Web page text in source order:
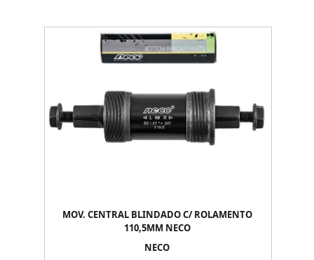
MOV. CENTRAL BLINDADO C/ ROLAMENTO
110,5MM NECO
NECO